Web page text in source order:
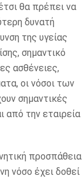
θα πρέπει να
δυνατή
της υγείας
σημαντικό
ασθένειες,
οι νόσοι των
σημαντικές
από την εταιρεία
προσπάθεια
νόσο έχει δοθεί